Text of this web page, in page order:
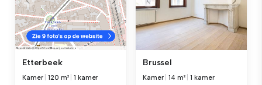
Etterbeek
Kamer |120 m² |1 kamer
Brussel
Kamer |14 m² |1 kamer